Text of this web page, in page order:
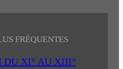
FRÉQUENTES
DU XI° AU XIII°